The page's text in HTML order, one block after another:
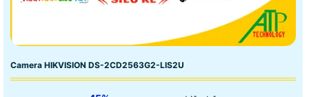
Camera HIKVISION DS-2CD2563G2-LIS2U